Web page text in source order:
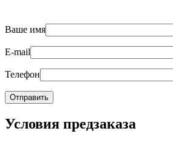
Ваше имя
E-mail
Телефон
Условия предзаказа